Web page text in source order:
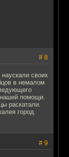
# 8
своих
в немалом
нашей помощи.
раскатали.
город.
# 9